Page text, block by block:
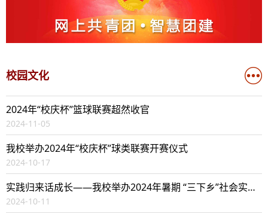
校园文化
2024年“校庆杯”篮球联赛超然收官
2024-11-05
我校举办2024年“校庆杯”球类联赛开赛仪式
2024-10-17
实践归来话成长——我校举办2024年暑期 “三下乡”社会实践成果汇报会
2024-10-11